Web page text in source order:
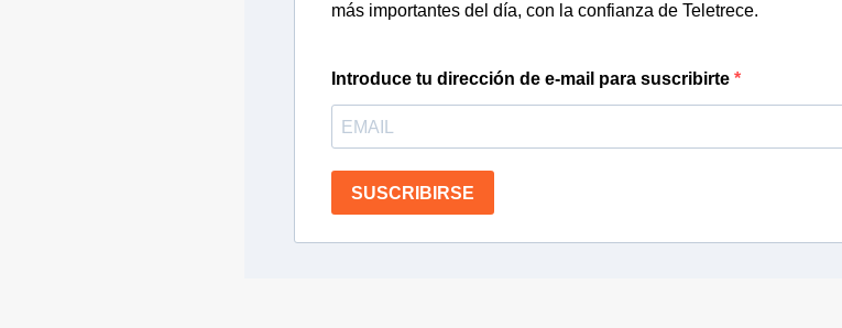
más importantes del día, con la confianza de Teletrece.
Introduce tu dirección de e-mail para suscribirte
SUSCRIBIRSE